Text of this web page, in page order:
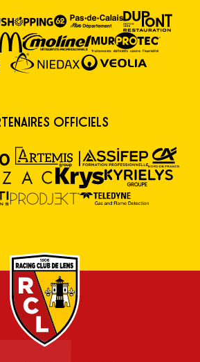
Officiels